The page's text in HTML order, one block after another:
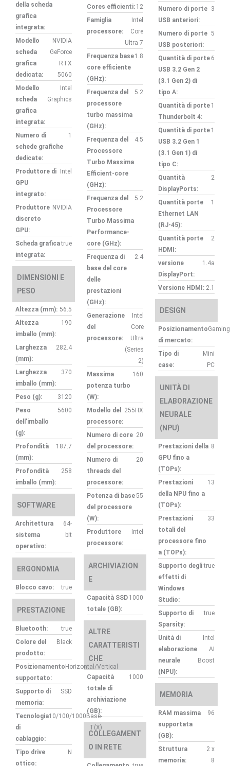
della scheda
grafica
integrata:
Modello
scheda
grafica
dedicata:
NVIDIA
GeForce
RTX
5060
Modello
scheda
grafica
integrata:
Intel
Graphics
Numero di
schede grafiche
dedicate:
1
Produttore di
GPU
integrato:
Intel
Produttore
discreto
GPU:
NVIDIA
Scheda grafica
integrata:
true
DIMENSIONI E
PESO
Altezza (mm): 56.5
Altezza
imballo (mm):
190
Larghezza
(mm):
282.4
Larghezza
imballo (mm):
370
Peso (g):
3120
Peso
dell’imballo
(g):
5600
Profondità
(mm):
187.7
Profondità
imballo (mm):
258
SOFTWARE
Architettura
sistema
operativo:
64-
bit
ERGONOMIA
Blocco cavo: true
PRESTAZIONE
Bluetooth:
true
Colore del
prodotto:
Black
Posizionamento
supportato:
Horizontal/Vertical
Supporto di
memoria:
SSD
Tecnologia
di
cablaggio:
10/100/1000Base-
T(X)
Tipo drive
ottico:
N
Cores efficienti: 12
Famiglia
processore:
Intel
Core
Ultra 7
Frequenza base
core efficiente
(GHz):
1.8
Frequenza del
processore
turbo massima
(GHz):
5.2
Frequenza del
Processore
Turbo Massima
Efficient-core
(GHz):
4.5
Frequenza del
Processore
Turbo Massima
Performance-
core (GHz):
5.2
Frequenza di
base del core
delle
prestazioni
(GHz):
2.4
Generazione
del
processore:
Intel
Core
Ultra
(Series
2)
Massima
potenza turbo
(W):
160
Modello del
processore:
255HX
Numero di core
del processore:
20
Numero di
threads del
processore:
20
Potenza di base
del processore
(W):
55
Produttore
processore:
Intel
ARCHIVIAZION
E
Capacità SSD
totale (GB):
1000
ALTRE
CARATTERISTI
CHE
Capacità
totale di
archiviazione
(GB):
1000
COLLEGAMENT
O IN RETE
Numero di porte
USB anteriori:
3
Numero di porte
USB posteriori:
5
Quantità di porte
USB 3.2 Gen 2
(3.1 Gen 2) di
tipo A:
6
Quantità di porte
Thunderbolt 4:
1
Quantità di porte
USB 3.2 Gen 1
(3.1 Gen 1) di
tipo C:
1
Quantità
DisplayPorts:
2
Quantità porte
Ethernet LAN
(RJ-45):
1
Quantità porte
HDMI:
2
versione
DisplayPort:
1.4a
Versione HDMI: 2.1
DESIGN
Posizionamento
di mercato:
Gaming
Tipo di
case:
Mini
PC
UNITÀ DI
ELABORAZIONE
NEURALE
(NPU)
Prestazioni della
GPU fino a
(TOPs):
8
Prestazioni
della NPU fino a
(TOPs):
13
Prestazioni
totali del
processore fino
a (TOPs):
33
Supporto degli
effetti di
Windows
Studio:
true
Supporto di
Sparsity:
true
Unità di
elaborazione
neurale
(NPU):
Intel
AI
Boost
MEMORIA
RAM massima
supportata
(GB):
96
Struttura
memoria:
2 x
8